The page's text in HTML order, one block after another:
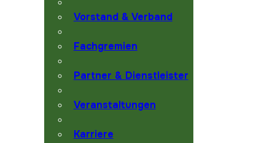
Vorstand & Verband
Fachgremien
Partner & Dienstleister
Veranstaltungen
Karriere